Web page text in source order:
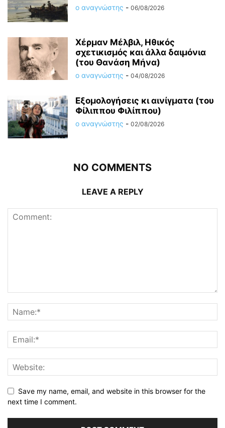
ο αναγνώστης - 06/08/2026
Χέρμαν Μέλβιλ, Ηθικός
σχετικισμός και άλλα δαιμόνια
(του Θανάση Μήνα)
ο αναγνώστης - 04/08/2026
Εξομολογήσεις κι αινίγματα (του
Φίλιππου Φιλίππου)
ο αναγνώστης - 02/08/2026
NO COMMENTS
LEAVE A REPLY
Save my name, email, and website in this browser for the
next time I comment.